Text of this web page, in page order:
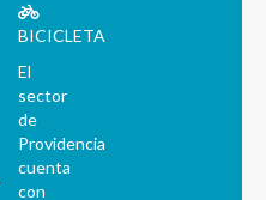
BICICLETA
El
sector
de
Providencia
cuenta
con